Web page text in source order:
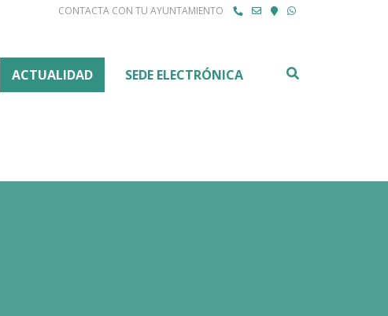
CONTACTA CON TU AYUNTAMIENTO
ACTUALIDAD SEDE ELECTRÓNICA